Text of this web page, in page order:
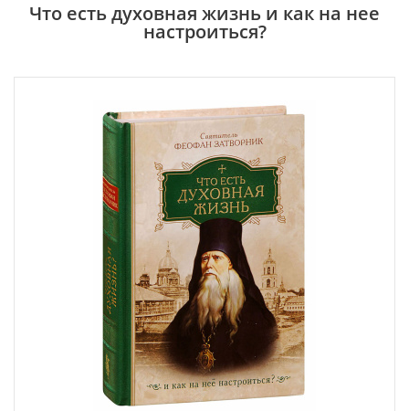
Что есть духовная жизнь и как на нее
настроиться?